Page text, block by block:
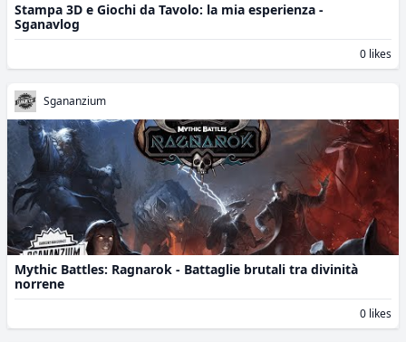
Stampa 3D e Giochi da Tavolo: la mia esperienza -
Sganavlog
0 likes
Sgananzium
Mythic Battles: Ragnarok - Battaglie brutali tra divinità
norrene
0 likes